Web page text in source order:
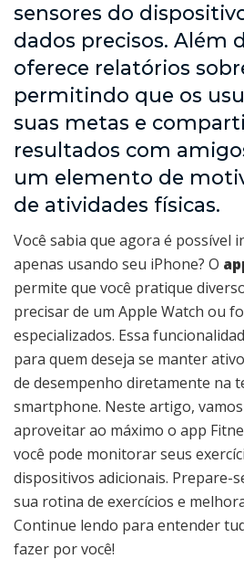
sensores do
dados precisos. Além
oferece relatórios
permitindo que os
suas metas e
resultados com
um elemento de
de atividades físicas.
Você sabia que agora é possível
apenas usando seu iPhone? O
permite que você pratique
precisar de um Apple Watch ou
especializados. Essa
para quem deseja se manter
de desempenho diretamente na
smartphone. Neste artigo,
aproveitar ao máximo o app
você pode monitorar seus
dispositivos adicionais. Prepare-
sua rotina de exercícios e
Continue lendo para entender
fazer por você!